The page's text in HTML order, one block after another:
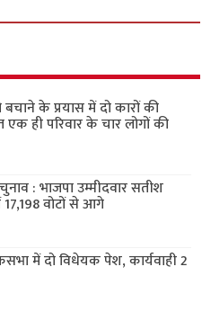
बचाने के प्रयास में दो कारों की
ही परिवार के चार लोगों की
: भाजपा उम्मीदवार सतीश
वोटों से आगे
में दो विधेयक पेश, कार्यवाही 2